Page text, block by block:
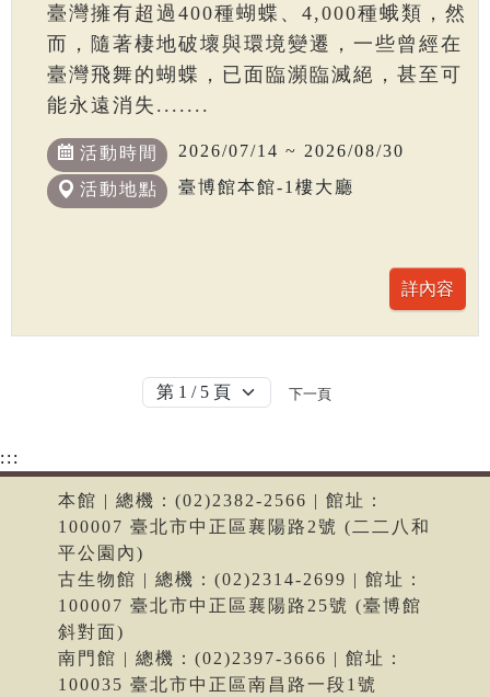
臺灣擁有超過400種蝴蝶、4,000種蛾類，然
而，隨著棲地破壞與環境變遷，一些曾經在
臺灣飛舞的蝴蝶，已面臨瀕臨滅絕，甚至可
能永遠消失.......
活動時間 2026/07/14 ~ 2026/08/30
活動地點 臺博館本館-1樓大廳
下一頁
:::
本館 | 總機：(02)2382-2566 | 館址：
100007 臺北市中正區襄陽路2號 (二二八和
平公園內)
古生物館 | 總機：(02)2314-2699 | 館址：
100007 臺北市中正區襄陽路25號 (臺博館
斜對面)
南門館 | 總機：(02)2397-3666 | 館址：
100035 臺北市中正區南昌路一段1號